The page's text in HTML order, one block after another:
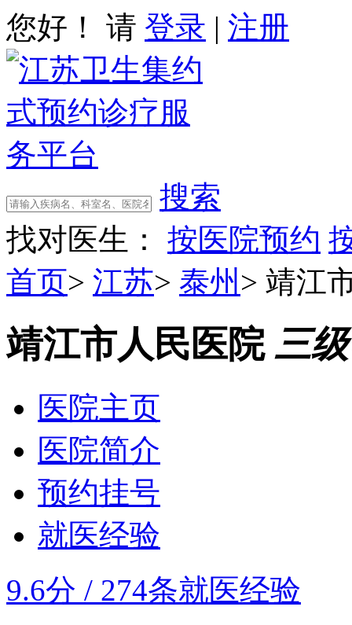
您好！ 请 登录 | 注册
搜索
找对医生：
按医院预约
首页> 江苏> 泰州 > 靖江
靖江市人民医院 三
医院主页
医院简介
预约挂号
就医经验
9.6分 / 274条就医经验